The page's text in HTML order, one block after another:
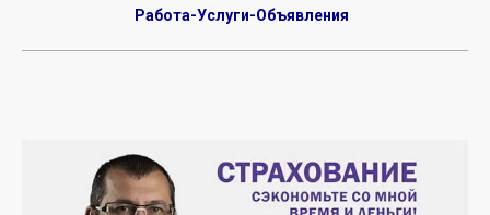
Работа-Услуги-Объявления